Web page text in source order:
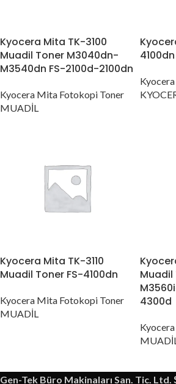
Kyocera Mita TK-3100
Muadil Toner M3040dn-
M3540dn FS-2100d-2100dn
Kyocera Mita Fotokopi Toner
MUADİL
Kyocera Mita TK-3110
Muadil Toner FS-4100dn
Kyocera Mita Fotokopi Toner
MUADİL
Muadil
4300d
Gen-Tek Büro Makinaları San. Tic. Ltd.